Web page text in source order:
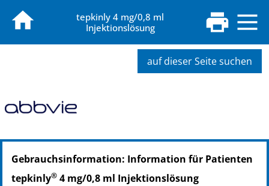
tepkinly 4 mg/0,8 ml
Injektionslösung
auf dieser Seite suchen
PZN: 18468235
PPN: 111846823507
PZN: 19293625
Gebrauchsinformation: Information für Patienten
tepkinly® 4 mg/0,8 ml Injektionslösung